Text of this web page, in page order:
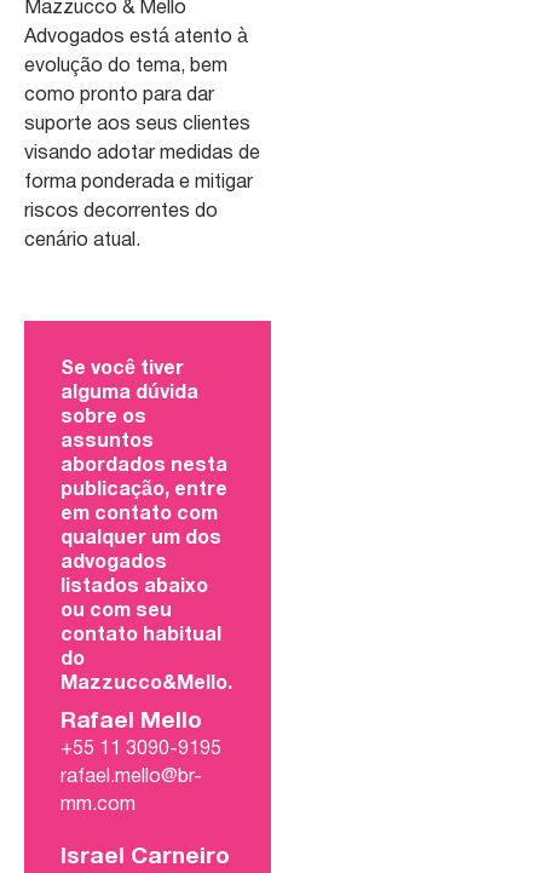
Mazzucco & Mello
Advogados está atento à
evolução do tema, bem
como pronto para dar
suporte aos seus clientes
visando adotar medidas de
forma ponderada e mitigar
riscos decorrentes do
cenário atual.
Se você tiver
alguma dúvida
sobre os
assuntos
abordados nesta
publicação, entre
em contato com
qualquer um dos
advogados
listados abaixo
ou com seu
contato habitual
do
Mazzucco&Mello.
Rafael Mello
+55 11 3090-9195
rafael.mello@br-
mm.com
Israel Carneiro